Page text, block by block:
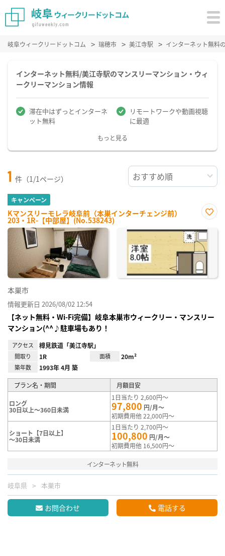
岐阜ウィークリードットコム 瑞穂市 美江寺駅 インターネット無料
インターネット無料/美江寺駅のマンスリーマンション・ウィ
ークリーマンション情報
滞在中はずっとインターネ
ット無料
リモートワークや動画視聴
に最適
もっと見る
1 件（1/1ページ）
キャンペーン
Kマンスリーモレラ岐阜前（本巣インターチェンジ前）
203・1R-【中部屋】(No.538243)
に入
り登
録
本巣市
情報更新日 2026/08/02 12:54
【ネット無料・Wi-Fi完備】岐阜本巣市ウィークリー・マンスリー
マンション(^^♪駐車場もあり！
アクセス 樽見鉄道「美江寺駅」
間取り 1R 面積 20m²
築年数 1993年 4月 築
プラン名・期間 月額目安
ロング
30日以上～360日未満
1日当たり 2,600円～
97,800 円/月～
初期費用他 22,000円～
ショート【7日以上】
～30日未満
1日当たり 2,700円～
100,800 円/月～
初期費用他 16,500円～
インターネット無料
岐阜県 本巣市
お問合わせ 電話する